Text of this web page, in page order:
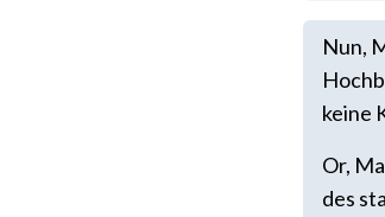
Nun,
keine
Or,
des